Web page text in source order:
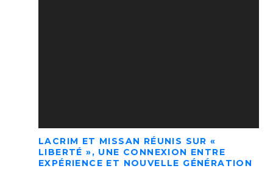
LACRIM ET MISSAN RÉUNIS SUR «
LIBERTÉ », UNE CONNEXION ENTRE
EXPÉRIENCE ET NOUVELLE GÉNÉRATION